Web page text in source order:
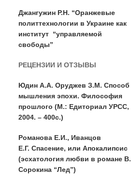
Джангужин Р.Н. “Оранжевые
политтехнологии в Украине как
институт “управляемой
свободы”
РЕЦЕНЗИИ И ОТЗЫВЫ
Юдин А.А. Оруджев З.М. Способ
мышления эпохи. Философия
прошлого (М.: Едиториал УРСС,
2004. – 400с.)
Романова Е.И., Иванцов
Е.Г. Спасение, или Апокалипсис
(эсхатология любви в романе В.
Сорокина “Лед”)